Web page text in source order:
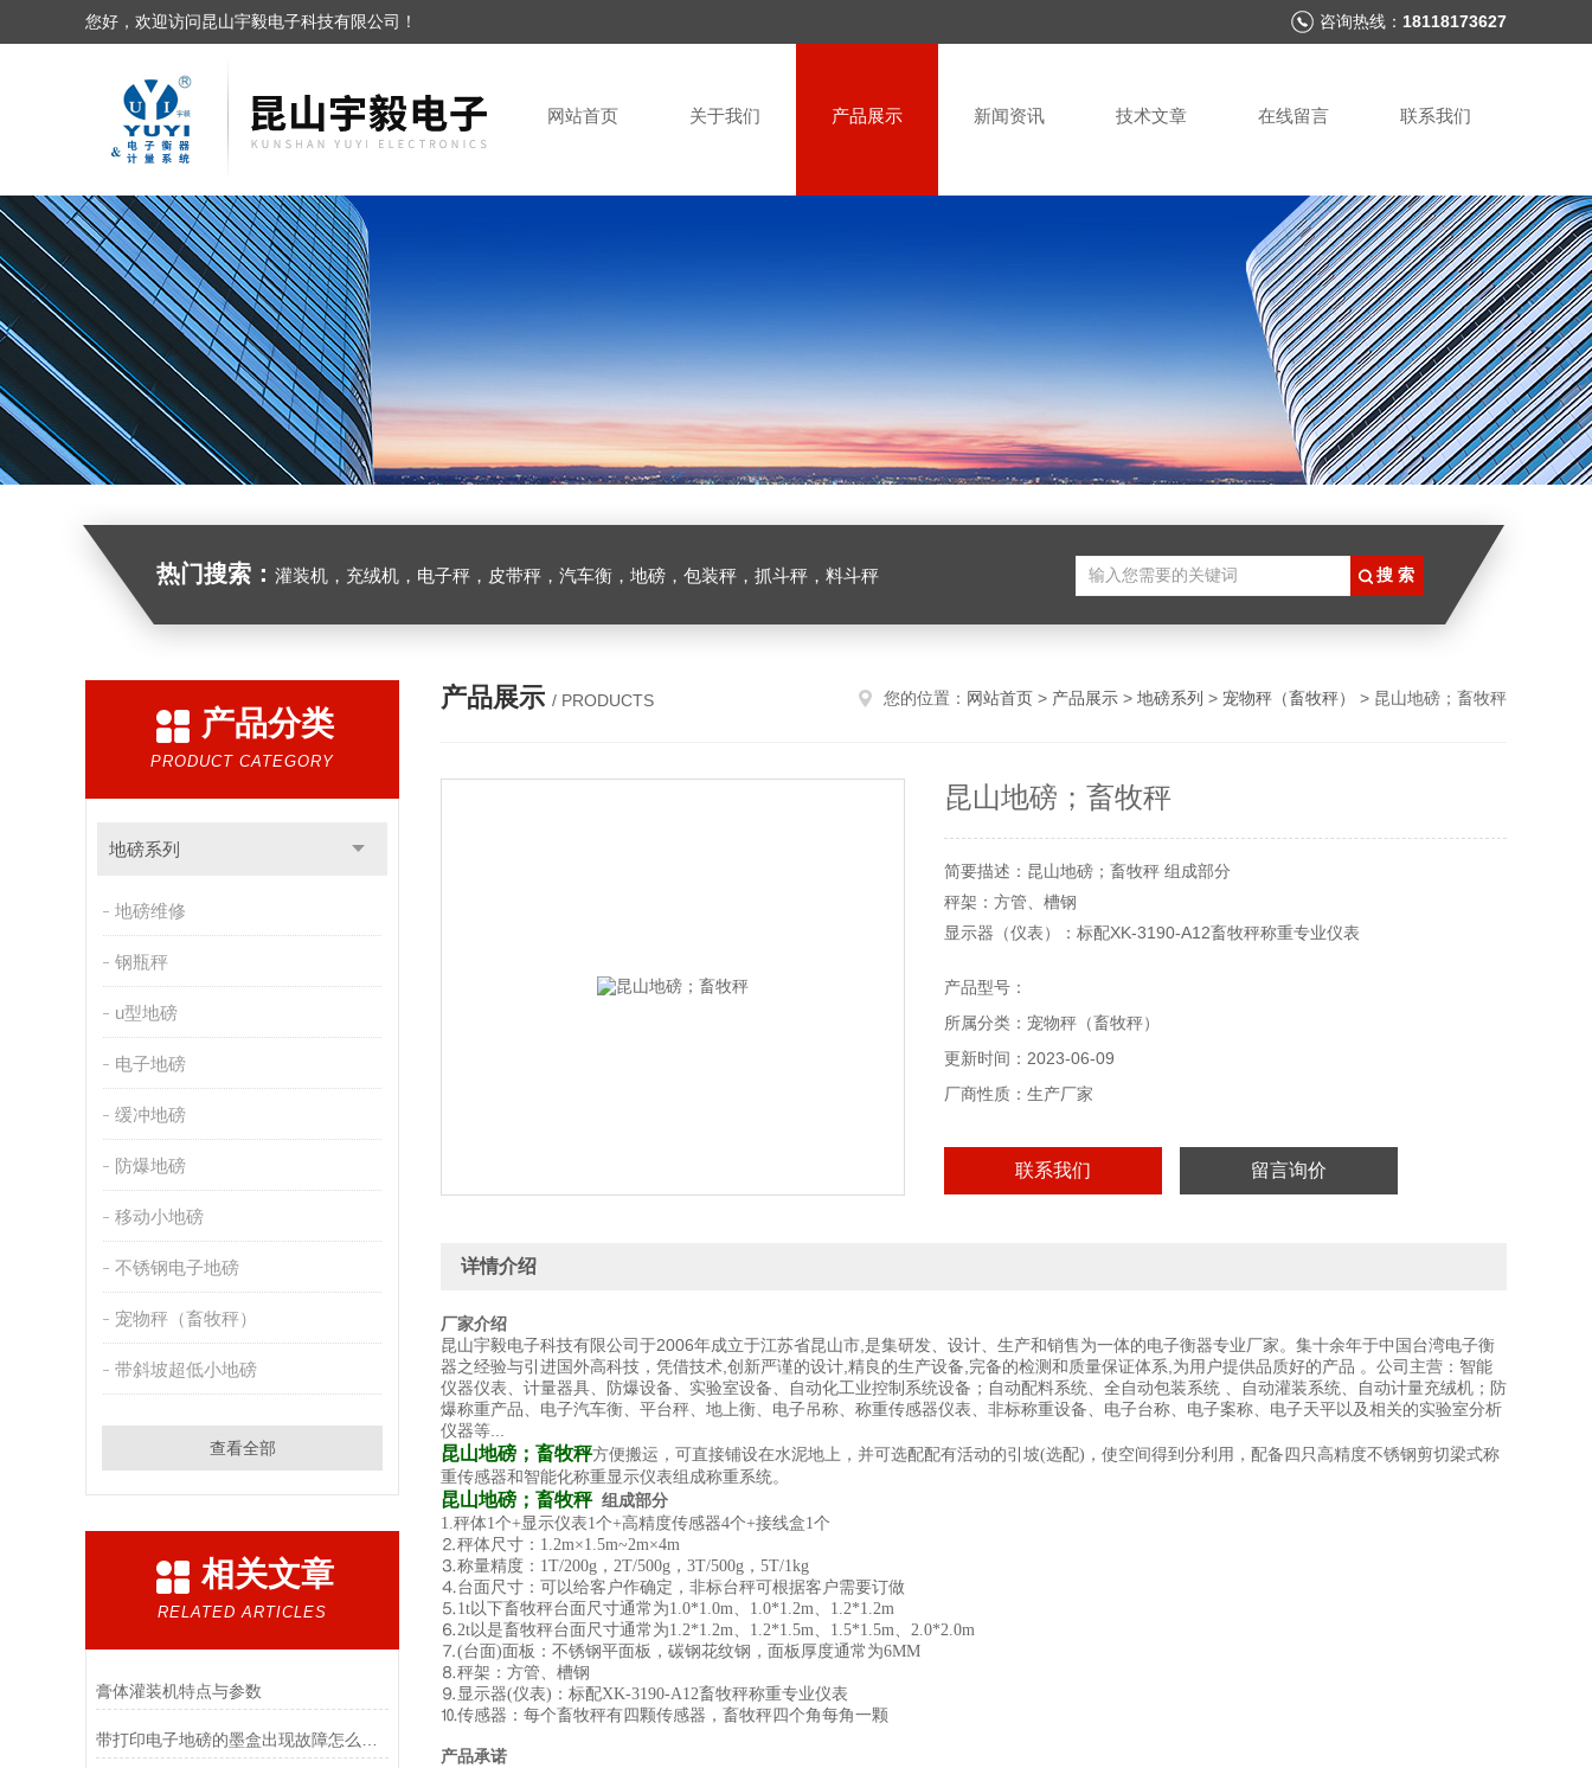
您好，欢迎访问昆山宇毅电子科技有限公司！ 咨询热线： 18118173627
网站首页 关于我们 产品展示 新闻资讯 技术文章 在线留言 联系我们
热门搜索： 灌装机，充绒机，电子秤，皮带秤，汽车衡，地磅，包装秤，抓斗秤，料斗秤
产品分类
PRODUCT CATEGORY
地磅系列
地磅维修
钢瓶秤
u型地磅
电子地磅
缓冲地磅
防爆地磅
移动小地磅
不锈钢电子地磅
宠物秤（畜牧秤）
带斜坡超低小地磅
查看全部
相关文章
RELATED ARTICLES
膏体灌装机特点与参数
产品展示 / PRODUCTS 您的位置： 网站首页 > 产品展示 > 地磅系列 > 宠物秤（畜牧秤） > 昆山地磅；畜牧秤
昆山地磅；畜牧秤
简要描述：昆山地磅；畜牧秤 组成部分
秤架：方管、槽钢
显示器（仪表）：标配XK-3190-A12畜牧秤称重专业仪表
产品型号：
所属分类：宠物秤（畜牧秤）
更新时间：2023-06-09
厂商性质：生产厂家
联系我们 留言询价
详情介绍
厂家介绍
昆山宇毅电子科技有限公司于2006年成立于江苏省昆山市,是集研发、设计、生产和销售为一体的电子衡器专业厂家。集十余年于中国台湾电子衡
器之经验与引进国外高科技，凭借技术,创新严谨的设计,精良的生产设备,完备的检测和质量保证体系,为用户提供品质好的产品 。公司主营：智能
仪器仪表、计量器具、防爆设备、实验室设备、自动化工业控制系统设备；自动配料系统、全自动包装系统 、自动灌装系统、自动计量充绒机；防
爆称重产品、电子汽车衡、平台秤、地上衡、电子吊称、称重传感器仪表、非标称重设备、电子台称、电子案称、电子天平以及相关的实验室分析
仪器等...
昆山地磅；畜牧秤方便搬运，可直接铺设在水泥地上，并可选配配有活动的引坡(选配)，使空间得到分利用，配备四只高精度不锈钢剪切梁式称
重传感器和智能化称重显示仪表组成称重系统。
昆山地磅；畜牧秤 组成部分
1.秤体1个+显示仪表1个+高精度传感器4个+接线盒1个
⒉秤体尺寸：1.2m×1.5m~2m×4m
⒊称量精度：1T/200g，2T/500g，3T/500g，5T/1kg
⒋台面尺寸：可以给客户作确定，非标台秤可根据客户需要订做
⒌1t以下畜牧秤台面尺寸通常为1.0*1.0m、1.0*1.2m、1.2*1.2m
⒍2t以是畜牧秤台面尺寸通常为1.2*1.2m、1.2*1.5m、1.5*1.5m、2.0*2.0m
⒎(台面)面板：不锈钢平面板，碳钢花纹钢，面板厚度通常为6MM
⒏秤架：方管、槽钢
⒐显示器(仪表)：标配XK-3190-A12畜牧秤称重专业仪表
⒑传感器：每个畜牧秤有四颗传感器，畜牧秤四个角每角一颗
产品承诺